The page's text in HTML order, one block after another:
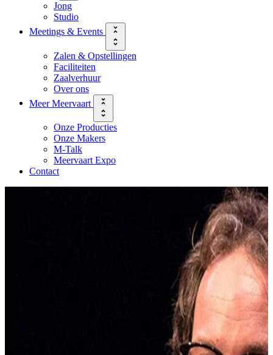
Jong
Studio
Meetings & Events
Zalen & Opstellingen
Faciliteiten
Zaalverhuur
Over ons
Meer Meervaart
Onze Producties
Onze Makers
M-Talk
Meervaart Expo
Contact